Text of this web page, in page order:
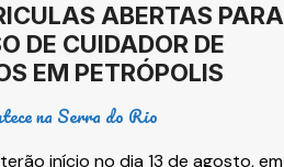
ABERTAS PARA
DE CUIDADOR DE
EM PETRÓPOLIS
na Serra do Rio
início no dia 13 de agosto, em